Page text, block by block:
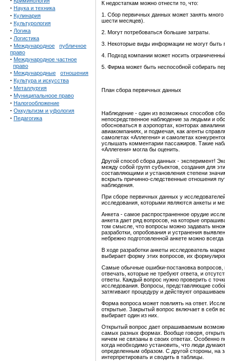
· Наука и техника
· Кулинария
· Культурология
· Логика
· Логистика
· Международное
публичное
право
· Международное частное
право
· Международные отношения
· Культура и искусства
· Металлургия
· Муниципальноое право
· Налогообложение
· Оккультизм и уфология
· Педагогика
К недостаткам можно отнести то, что:
1. Сбор первичных данных может занять
шести месяцев).
2. Могут потребоваться большие затраты.
3. Некоторые виды информации не могут
4. Подход компании может носить
5. Фирма может быть неспособной собирать
План сбора первичных данных
Наблюдение - один из возможных способов
непосредственное наблюдение за людьми и
обосноваться в аэропортах, конторах
авиакомпаниях, и подмечая, как агенты
самолетах «Аллегени» и самолетах
услышать комментарии пассажиров. Такие
«Аллегени» могла бы оценить.
Другой способ сбора данных - эксперимент!
между собой групп субъектов, создания для
составляющими и установления степени
вскрыть причинно-следственные отношения
наблюдения.
При сборе первичных данных у
исследования, которыми являются анкеты и
Анкета - самое распространенное орудие
анкета дает ряд вопросов, на которые
том смысле, что вопросы можно задавать
разработки, опробования и устранения
небрежно подготовленной анкете можно
В ходе разработки анкеты исследователь
выбирает форму этих вопросов, их
Самые обычные ошибки-постановка вопросов,
отвечать, которые не требуют ответа, и
ответы. Каждый вопрос нужно проверить с
исследования. Вопросы, представляющие
затягивают процедуру и действуют
Форма вопроса может повлиять на ответ.
открытые. Закрытый вопрос включает в себя
выбирает один из них.
Открытый вопрос дает опрашиваемым
самых разных формах. Вообще говоря,
ничем не связаны в своих ответах. Особенно
когда необходимо установить, что люди
определенным образом. С другой стороны, на
интерпретировать и сводить в таблицы.